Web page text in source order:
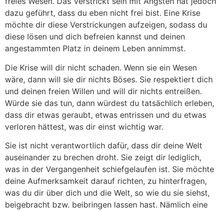
dazu geführt, dass du eben nicht frei bist. Eine Krise
möchte dir diese Verstrickungen aufzeigen, sodass du
diese lösen und dich befreien kannst und deinen
angestammten Platz in deinem Leben annimmst.
Die Krise will dir nicht schaden. Wenn sie ein Wesen
wäre, dann will sie dir nichts Böses. Sie respektiert dich
und deinen freien Willen und will dir nichts entreißen.
Würde sie das tun, dann würdest du tatsächlich erleben,
dass dir etwas geraubt, etwas entrissen und du etwas
verloren hättest, was dir einst wichtig war.
Sie ist nicht verantwortlich dafür, dass dir deine Welt
auseinander zu brechen droht. Sie zeigt dir lediglich,
was in der Vergangenheit schiefgelaufen ist. Sie möchte
deine Aufmerksamkeit darauf richten, zu hinterfragen,
was du dir über dich und die Welt, so wie du sie siehst,
beigebracht bzw. beibringen lassen hast. Nämlich eine